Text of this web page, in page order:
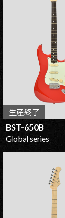
生産終了
BST-650B
Global series